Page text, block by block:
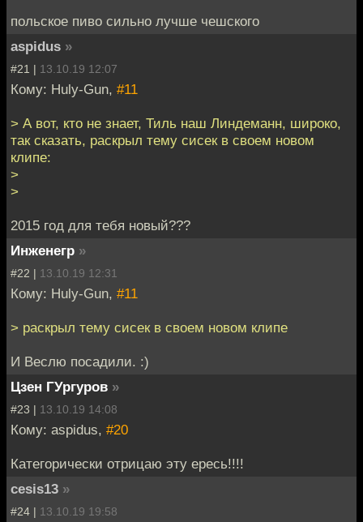
польское пиво сильно лучше чешского
aspidus »
#21 | 13.10.19 12:07
Кому: Huly-Gun, #11
> А вот, кто не знает, Тиль наш Линдеманн, широко,
так сказать, раскрыл тему сисек в своем новом
клипе:
>
>
2015 год для тебя новый???
Инженегр »
#22 | 13.10.19 12:31
Кому: Huly-Gun, #11
> раскрыл тему сисек в своем новом клипе
И Веслю посадили. :)
Цзен ГУргуров »
#23 | 13.10.19 14:08
Кому: aspidus, #20
Категорически отрицаю эту ересь!!!!
cesis13 »
#24 | 13.10.19 19:58